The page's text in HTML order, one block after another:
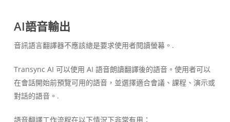
AI語音輸出
音訊語言翻譯器不應該總是要求使用者閱讀螢幕。.
Transync AI 可以使用 AI 語音朗讀翻譯後的語音。使用者可以
在會話開始前預覽可用的語音，並選擇適合會議、課程、演示或
對話的語音。.
語音翻譯工作流程在以下情況下非常有用：